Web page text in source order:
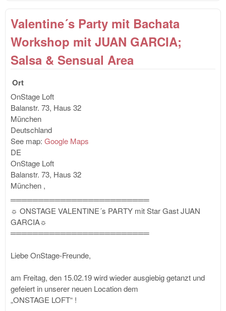
Valentine´s Party mit Bachata
Workshop mit JUAN GARCIA;
Salsa & Sensual Area
Ort
OnStage Loft
Balanstr. 73, Haus 32
München
Deutschland
See map: Google Maps
DE
OnStage Loft
Balanstr. 73, Haus 32
München ,
═════════════════════════
☼ ONSTAGE VALENTINE´s PARTY mit Star Gast JUAN
GARCIA☼
═════════════════════════
Liebe OnStage-Freunde,
am Freitag, den 15.02.19 wird wieder ausgiebig getanzt und
gefeiert in unserer neuen Location dem
„ONSTAGE LOFT“ !